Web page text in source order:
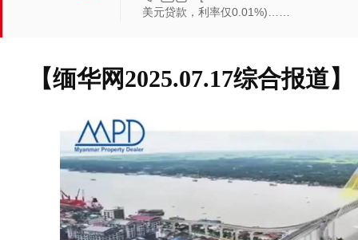
美元贷款，利率仅0.01%)……
【缅华网2025.07.17综合报道】